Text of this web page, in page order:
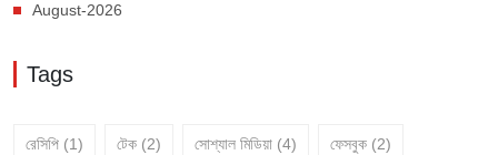
August-2026
Tags
রেসিপি (1) টেক (2) সোশ্যাল মিডিয়া (4) ফেসবুক (2)